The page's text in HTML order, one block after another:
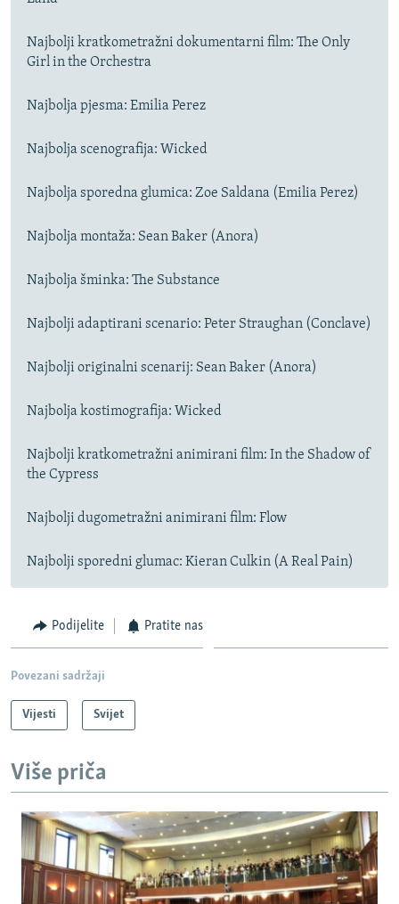
Najbolji kratkometražni dokumentarni film: The Only
Girl in the Orchestra
Najbolja pjesma: Emilia Perez
Najbolja scenografija: Wicked
Najbolja sporedna glumica: Zoe Saldana (Emilia Perez)
Najbolja montaža: Sean Baker (Anora)
Najbolja šminka: The Substance
Najbolji adaptirani scenario: Peter Straughan (Conclave)
Najbolji originalni scenarij: Sean Baker (Anora)
Najbolja kostimografija: Wicked
Najbolji kratkometražni animirani film: In the Shadow of
the Cypress
Najbolji dugometražni animirani film: Flow
Najbolji sporedni glumac: Kieran Culkin (A Real Pain)
Podijelite Pratite nas
Povezani sadržaji
Vijesti Svijet
Više priča